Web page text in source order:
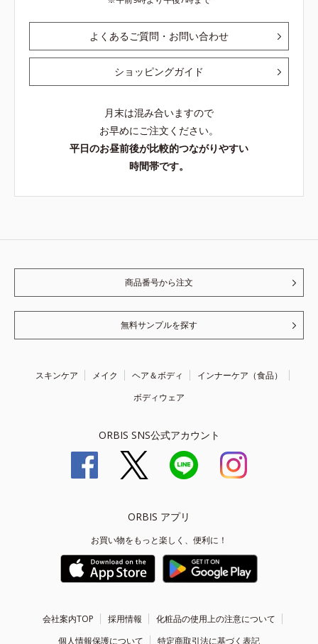
よくあるご質問・お問い合わせ
ショッピングガイド
月末は混み合いますので
お早めにご注文ください。
平日のお昼前後が比較的つながりやすい
時間帯です。
商品番号から注文
無料サンプルを探す
スキンケア メイク ヘア＆ボディ
インナーケア（食品）
ボディウェア
ORBIS SNS公式アカウント
ORBIS アプリ
お買い物をもっと楽しく、便利に！
会社案内TOP 採用情報
化粧品の使用上の注意について
個人情報保護について
特定商取引法に基づく表記